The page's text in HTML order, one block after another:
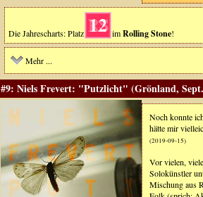
Die Jahrescharts: Platz 12 imRolling Stone!
Mehr ...
#9: Niels Frevert: "Putzlicht" (Grönland,
Noch konnte
hätte mir
(2019-09-15)
Vor vielen,
Solokünstler
Mischung aus